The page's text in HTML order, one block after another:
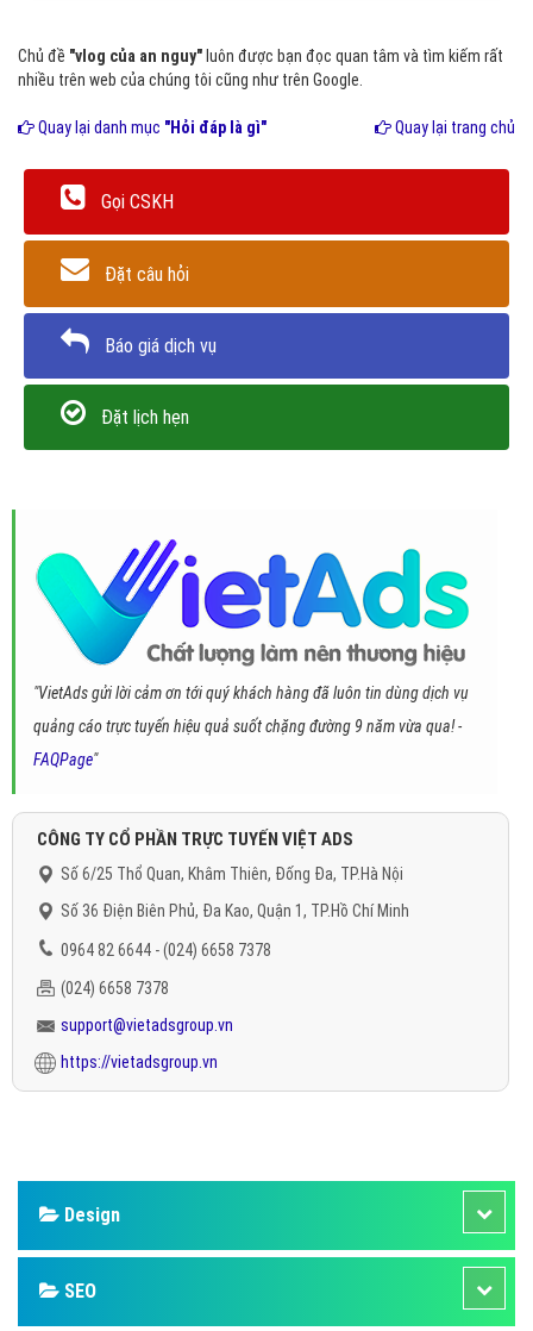
Chủ đề "vlog của an nguy" luôn được bạn đọc quan tâm và tìm kiếm rất
nhiều trên web của chúng tôi cũng như trên Google.
Quay lại danh mục "Hỏi đáp là gì" Quay lại trang chủ
Gọi CSKH
Đặt câu hỏi
Báo giá dịch vụ
Đặt lịch hẹn
"VietAds gửi lời cảm ơn tới quý khách hàng đã luôn tin dùng dịch vụ
quảng cáo trực tuyến hiệu quả suốt chặng đường 9 năm vừa qua! -
FAQPage"
CÔNG TY CỔ PHẦN TRỰC TUYẾN VIỆT ADS
Số 6/25 Thổ Quan, Khâm Thiên, Đống Đa, TP.Hà Nội
Số 36 Điện Biên Phủ, Đa Kao, Quận 1, TP.Hồ Chí Minh
0964 82 6644 - (024) 6658 7378
(024) 6658 7378
support@vietadsgroup.vn
https://vietadsgroup.vn